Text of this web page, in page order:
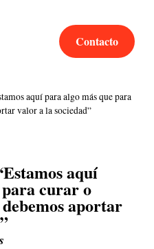
Contacto
aquí para algo más que para
valor a la sociedad”
aquí
curar o
aportar